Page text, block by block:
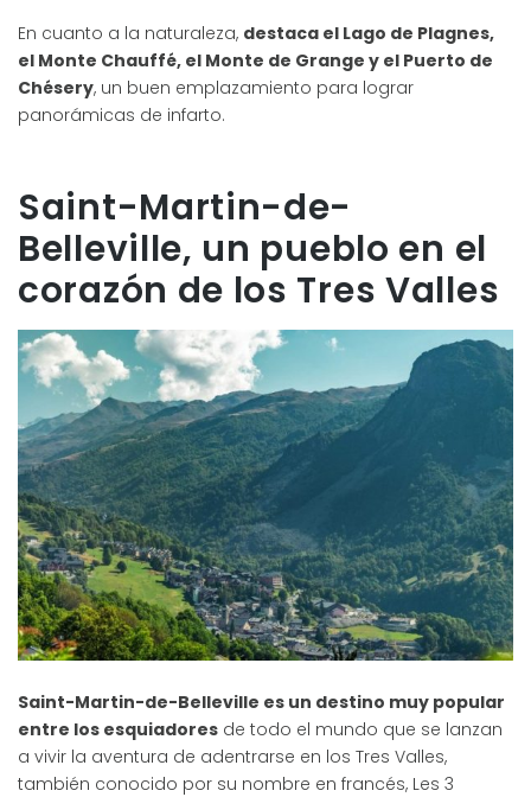
En cuanto a la naturaleza, destaca el Lago de Plagnes,
el Monte Chauffé, el Monte de Grange y el Puerto de
Chésery, un buen emplazamiento para lograr
panorámicas de infarto.
Saint-Martin-de-
Belleville, un pueblo en el
corazón de los Tres Valles
Saint-Martin-de-Belleville es un destino muy popular
entre los esquiadores de todo el mundo que se lanzan
a vivir la aventura de adentrarse en los Tres Valles,
también conocido por su nombre en francés, Les 3